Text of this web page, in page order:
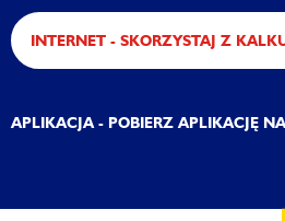
INTERNET - SKORZYSTAJ Z
APLIKACJA - POBIERZ APLIKACJĘ